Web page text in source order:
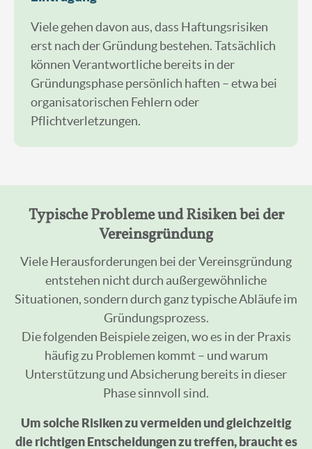
Viele gehen davon aus, dass Haftungsrisiken
erst nach der Gründung bestehen. Tatsächlich
können Verantwortliche bereits in der
Gründungsphase persönlich haften – etwa bei
organisatorischen Fehlern oder
Pflichtverletzungen.
Typische Probleme und Risiken bei der
Vereinsgründung
Viele Herausforderungen bei der Vereinsgründung
entstehen nicht durch außergewöhnliche
Situationen, sondern durch ganz typische Abläufe im
Gründungsprozess.
Die folgenden Beispiele zeigen, wo es in der Praxis
häufig zu Problemen kommt – und warum
Unterstützung und Absicherung bereits in dieser
Phase sinnvoll sind.
Um solche Risiken zu vermeiden und gleichzeitig
die richtigen Entscheidungen zu treffen, braucht es